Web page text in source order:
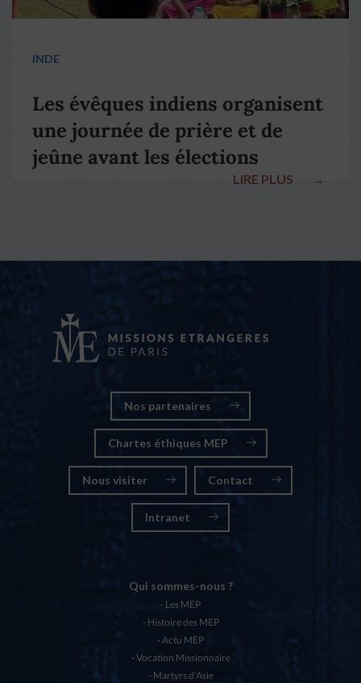
INDE
Les évêques indiens organisent
une journée de prière et de
jeûne avant les élections
LIRE PLUS →
Nos partenaires
Chartes éthiques MEP
Nous visiter Contact
Intranet
Qui sommes-nous ?
Les MEP
Histoire des MEP
Actu MEP
Vocation Missionnaire
Martyrs d’Asie